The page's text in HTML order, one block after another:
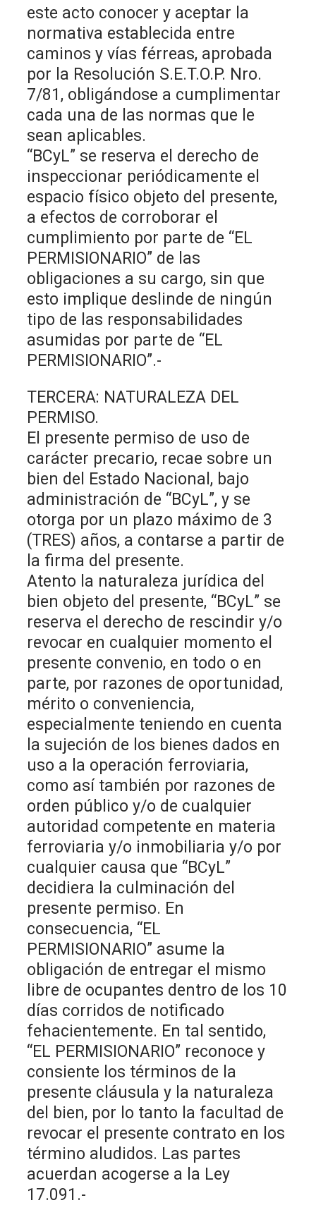
este acto conocer y aceptar la
normativa establecida entre
caminos y vías férreas, aprobada
por la Resolución S.E.T.O.P. Nro.
7/81, obligándose a cumplimentar
cada una de las normas que le
sean aplicables.
“BCyL” se reserva el derecho de
inspeccionar periódicamente el
espacio físico objeto del presente,
a efectos de corroborar el
cumplimiento por parte de “EL
PERMISIONARIO” de las
obligaciones a su cargo, sin que
esto implique deslinde de ningún
tipo de las responsabilidades
asumidas por parte de “EL
PERMISIONARIO”.-
TERCERA: NATURALEZA DEL
PERMISO.
El presente permiso de uso de
carácter precario, recae sobre un
bien del Estado Nacional, bajo
administración de “BCyL”, y se
otorga por un plazo máximo de 3
(TRES) años, a contarse a partir de
la firma del presente.
Atento la naturaleza jurídica del
bien objeto del presente, “BCyL” se
reserva el derecho de rescindir y/o
revocar en cualquier momento el
presente convenio, en todo o en
parte, por razones de oportunidad,
mérito o conveniencia,
especialmente teniendo en cuenta
la sujeción de los bienes dados en
uso a la operación ferroviaria,
como así también por razones de
orden público y/o de cualquier
autoridad competente en materia
ferroviaria y/o inmobiliaria y/o por
cualquier causa que “BCyL”
decidiera la culminación del
presente permiso. En
consecuencia, “EL
PERMISIONARIO” asume la
obligación de entregar el mismo
libre de ocupantes dentro de los 10
días corridos de notificado
fehacientemente. En tal sentido,
“EL PERMISIONARIO” reconoce y
consiente los términos de la
presente cláusula y la naturaleza
del bien, por lo tanto la facultad de
revocar el presente contrato en los
término aludidos. Las partes
acuerdan acogerse a la Ley
17.091.-